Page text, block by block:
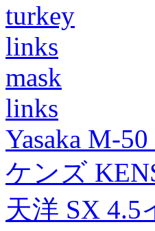
turkey
links
mask
links
Yasaka M-
ケンズ
天洋 SX